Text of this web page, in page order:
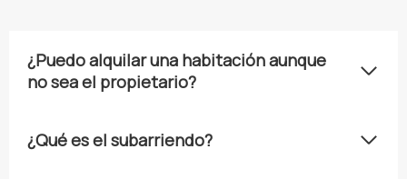
¿Puedo alquilar una habitación aunque
no sea el propietario?
¿Qué es el subarriendo?